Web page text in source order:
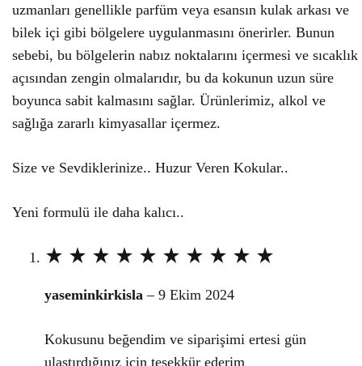
uzmanları genellikle parfüm veya esansın kulak arkası ve
bilek içi gibi bölgelere uygulanmasını önerirler. Bunun
sebebi, bu bölgelerin nabız noktalarını içermesi ve sıcaklık
açısından zengin olmalarıdır, bu da kokunun uzun süre
boyunca sabit kalmasını sağlar. Ürünlerimiz, alkol ve
sağlığa zararlı kimyasallar içermez.
Size ve Sevdiklerinize.. Huzur Veren Kokular..
Yeni formulü ile daha kalıcı..
değerlendirildi
yaseminkirkisla– 9 Ekim 2024
Kokusunu beğendim ve siparişimi ertesi gün
ulaştırdığınız için teşekkür ederim